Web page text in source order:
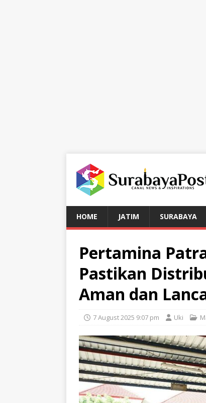
HOME JATIM SURABAYA
Pertamina
Pastikan
Aman dan
7 August 2025 9:07 pm Uki